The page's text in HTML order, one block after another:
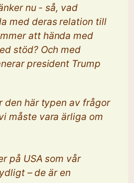
nu - så, vad
med deras relation till
att hända med
stöd? Och med
president Trump
den här typen av frågor
måste vara ärliga om
på USA som vår
– de är en